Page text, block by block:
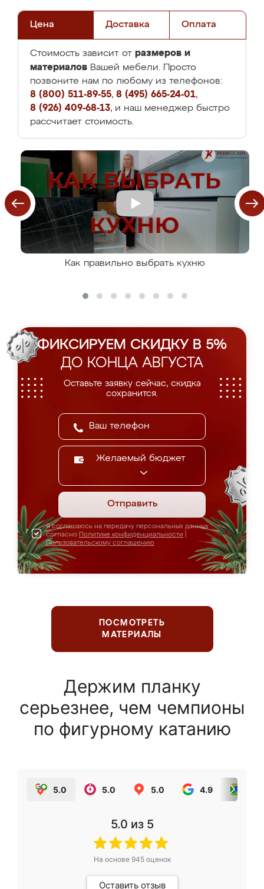
Цена Доставка Оплата
Стоимость зависит от размеров и
материалов Вашей мебели. Просто
позвоните нам по любому из телефонов:
8 (800) 511-89-55, 8 (495) 665-24-01,
8 (926) 409-68-13, и наш менеджер быстро
рассчитает стоимость.
Как правильно выбрать кухню
ФИКСИРУЕМ СКИДКУ В 5%
ДО КОНЦА АВГУСТА
Оставьте заявку сейчас, скидка
сохранится.
Желаемый бюджет
Отправить
Я соглашаюсь на передачу персональных данных
согласно Политике конфиденциальности
Пользовательскому соглашению
ПОСМОТРЕТЬ
МАТЕРИАЛЫ
Держим планку
серьезнее, чем чемпионы
по фигурному катанию
5.0 5.0 5.0 4.9
5.0 из 5
На основе 945оценок
Оставить отзыв